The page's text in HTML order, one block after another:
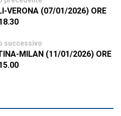
VERONA (07/01/2026) ORE
successivo
MILAN (11/01/2026) ORE